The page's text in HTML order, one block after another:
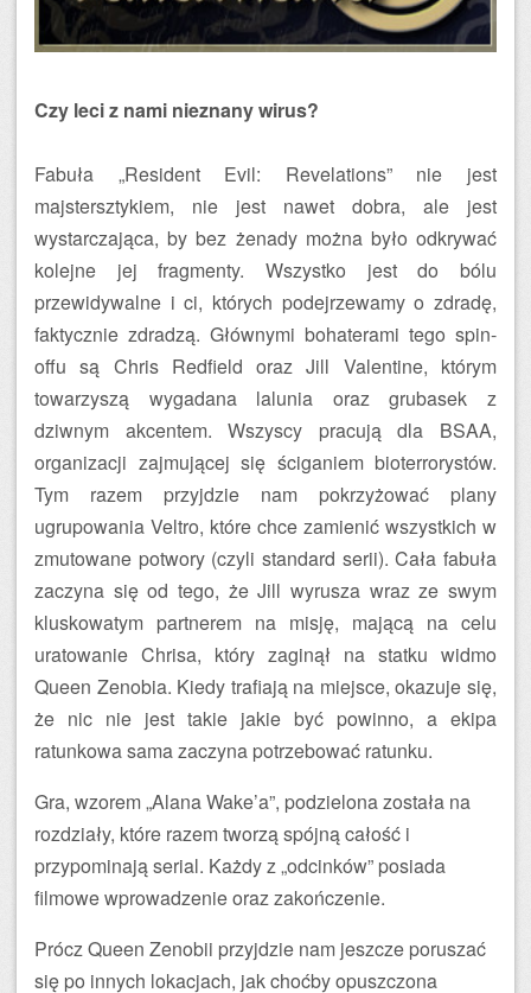
Czy leci z nami nieznany wirus?
Fabuła „Resident Evil: Revelations” nie jest
majstersztykiem, nie jest nawet dobra, ale jest
wystarczająca, by bez żenady można było odkrywać
kolejne jej fragmenty. Wszystko jest do bólu
przewidywalne i ci, których podejrzewamy o zdradę,
faktycznie zdradzą. Głównymi bohaterami tego spin-
offu są Chris Redfield oraz Jill Valentine, którym
towarzyszą wygadana lalunia oraz grubasek z
dziwnym akcentem. Wszyscy pracują dla BSAA,
organizacji zajmującej się ściganiem bioterrorystów.
Tym razem przyjdzie nam pokrzyżować plany
ugrupowania Veltro, które chce zamienić wszystkich w
zmutowane potwory (czyli standard serii). Cała fabuła
zaczyna się od tego, że Jill wyrusza wraz ze swym
kluskowatym partnerem na misję, mającą na celu
uratowanie Chrisa, który zaginął na statku widmo
Queen Zenobia. Kiedy trafiają na miejsce, okazuje się,
że nic nie jest takie jakie być powinno, a ekipa
ratunkowa sama zaczyna potrzebować ratunku.
Gra, wzorem „Alana Wake’a”, podzielona została na
rozdziały, które razem tworzą spójną całość i
przypominają serial. Każdy z „odcinków” posiada
filmowe wprowadzenie oraz zakończenie.
Prócz Queen Zenobii przyjdzie nam jeszcze poruszać
się po innych lokacjach, jak choćby opuszczona